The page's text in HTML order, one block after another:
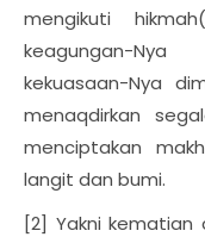
mengikuti
keagungan-
kekuasaan-Nya
menaqdirkan
menciptakan
langit dan bumi.
[2] Yakni kematian